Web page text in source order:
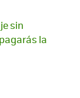
sin
la